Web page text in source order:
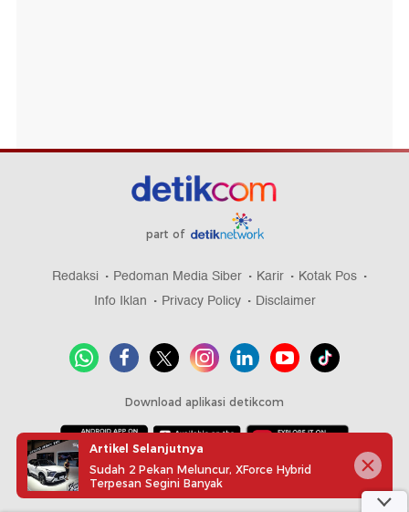
part of
Redaksi Pedoman Media Siber Karir
Kotak Pos
Info Iklan
Privacy Policy Disclaimer
Download aplikasi detikcom
Copyright @ 2026 detikcom, All right reserved
Artikel Selanjutnya
Sudah 2 Pekan Meluncur, XForce Hybrid
Terpesan Segini Banyak